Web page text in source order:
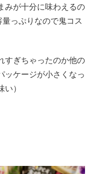
みが十分に味わえるの
っぷりなので鬼コス
すぎちゃったのか他の
ッケージが小さくなっ
）